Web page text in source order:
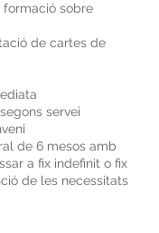
sobre
de cartes de
servei
de 6 mesos amb
a fix indefinit o fix
de les necessitats